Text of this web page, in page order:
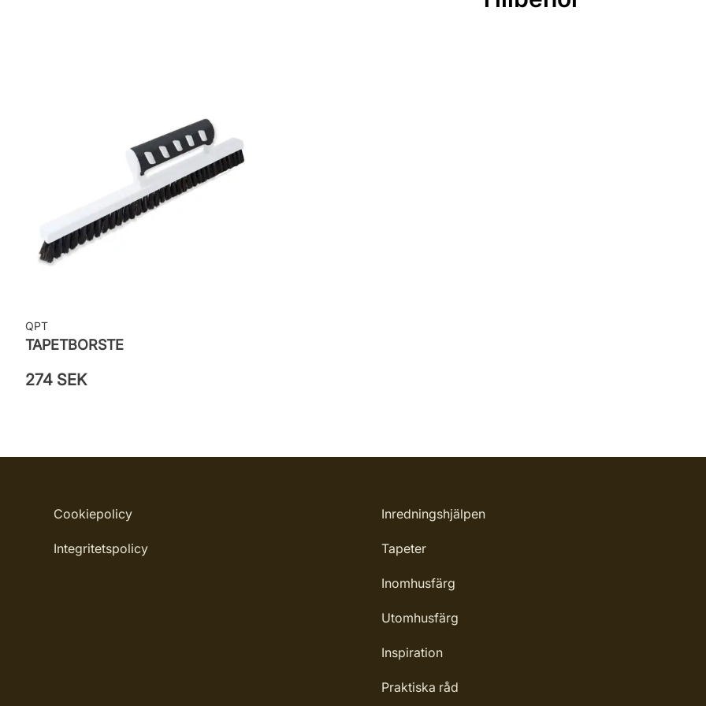
QPT
TAPETBORSTE
274 SEK
Cookiepolicy
Integritetspolicy
Inredningshjälpen
Tapeter
Inomhusfärg
Utomhusfärg
Inspiration
Praktiska råd